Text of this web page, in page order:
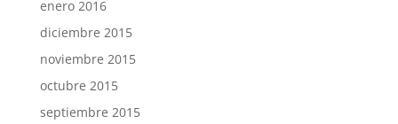
enero 2016
diciembre 2015
noviembre 2015
octubre 2015
septiembre 2015